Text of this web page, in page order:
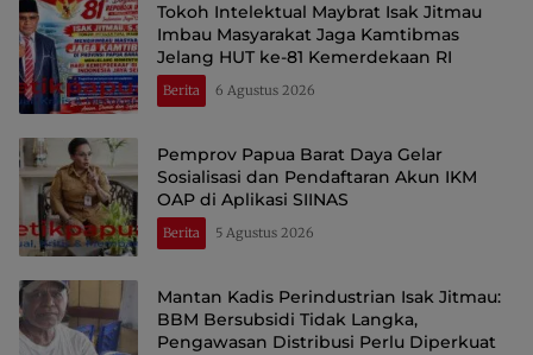
Tokoh Intelektual Maybrat Isak Jitmau
Imbau Masyarakat Jaga Kamtibmas
Jelang HUT ke-81 Kemerdekaan RI
Berita 6 Agustus 2026
Pemprov Papua Barat Daya Gelar
Sosialisasi dan Pendaftaran Akun IKM
OAP di Aplikasi SIINAS
Berita 5 Agustus 2026
Mantan Kadis Perindustrian Isak Jitmau:
BBM Bersubsidi Tidak Langka,
Pengawasan Distribusi Perlu Diperkuat